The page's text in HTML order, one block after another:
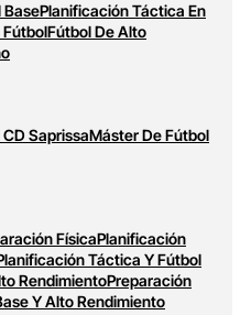
BasePlanificación Táctica En
FútbolFútbol De Alto
SaprissaMáster De Fútbol
FísicaPlanificación
Táctica Y Fútbol
RendimientoPreparación
Y Alto Rendimiento